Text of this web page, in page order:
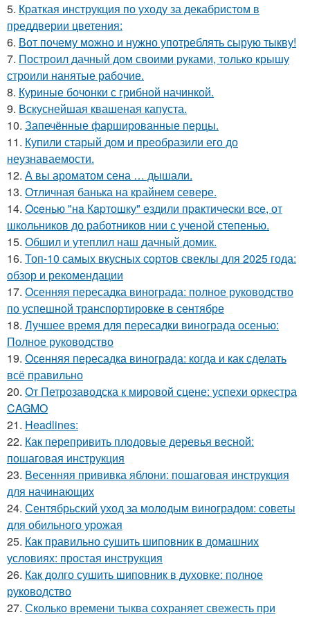
5. Краткая инструкция по уходу за декабристом в
преддверии цветения:
6. Вот почему можно и нужно употреблять сырую тыкву!
7. Построил дачный дом своими руками, только крышу
строили нанятые рабочие.
8. Куриные бочонки с грибной начинкой.
9. Вскуснейшая квашеная капуста.
10. Запечённые фаршированные перцы.
11. Купили старый дом и преобразили его до
неузнаваемости.
12. А вы ароматом сена … дышали.
13. Отличная банька на крайнем севере.
14. Oceнью "нa Кapтошку" eздили пpaктичecки вce, от
школьников до работников нии с ученой степенью.
15. Обшил и утеплил наш дачный домик.
16. Топ-10 самых вкусных сортов свеклы для 2025 года:
обзор и рекомендации
17. Осенняя пересадка винограда: полное руководство
по успешной транспортировке в сентябре
18. Лучшее время для пересадки винограда осенью:
Полное руководство
19. Осенняя пересадка винограда: когда и как сделать
всё правильно
20. От Петрозаводска к мировой сцене: успехи оркестра
CAGMO
21. Headlines:
22. Как перепривить плодовые деревья весной:
пошаговая инструкция
23. Весенняя прививка яблони: пошаговая инструкция
для начинающих
24. Сентябрьский уход за молодым виноградом: советы
для обильного урожая
25. Как правильно сушить шиповник в домашних
условиях: простая инструкция
26. Как долго сушить шиповник в духовке: полное
руководство
27. Сколько времени тыква сохраняет свежесть при